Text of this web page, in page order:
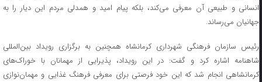
انسانی و طبیعی آن معرفی می‌کند، بلکه پیام امید و همدلی مردم این دیار را به
جهانیان می‌رساند.
رئیس سازمان فرهنگی شهرداری کرمانشاه همچنین به برگزاری رویداد بین‌المللی
شاهنامه اشاره کرد و گفت: در این رویداد، پذیرایی از مهمانان با خوراک‌های
کرمانشاهی انجام شد که این خود فرصتی برای معرفی فرهنگ غذایی و مهمان‌نوازی